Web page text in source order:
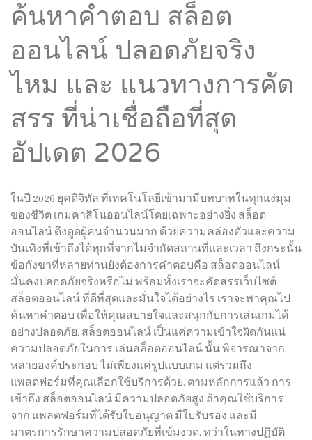
ค้นหาคำตอบ สล็อต
ออนไลน์ ปลอดภัยจริง
ไหม และ แนวทางการคัด
สรร ที่น่าเชื่อถือที่สุด
อัปเดต 2026
ในปี 2026 ยุคดิจิทัล ที่เทคโนโลยีเข้ามามีบทบาทในทุกแง่มุม
ของชีวิต เกมคาสิโนออนไลน์โดยเฉพาะอย่างยิ่ง สล็อต
ออนไลน์ ดึงดูดผู้คนจำนวนมาก ด้วยความคล่องตัวและความ
บันเทิงที่เข้าถึงได้ทุกที่จากไม่จำกัดสถานที่และเวลา ถึงกระนั้น
ข้อกังขาที่หลายท่านยังต้องการคำตอบคือ สล็อตออนไลน์
มั่นคงปลอดภัยจริงหรือไม่ พร้อมทั้งเราจะคัดสรรเว็บไซต์
สล็อตออนไลน์ ที่ดีที่สุดและมั่นใจได้อย่างไร เราจะพาคุณไป
ค้นหาคำตอบ เพื่อให้คุณสบายใจและสนุกกับการเล่นเกมได้
อย่างปลอดภัย. สล็อตออนไลน์ เป็นแค่ความเข้าใจผิดกันแน่
ความปลอดภัยในการ เล่นสล็อตออนไลน์ นั้น พิจารณาจาก
หลายองค์ประกอบ ไม่เพียงแค่รูปแบบเกม แต่รวมถึง
แพลตฟอร์มที่คุณเลือกใช้บริการด้วย. ตามหลักการแล้ว การ
เข้าถึง สล็อตออนไลน์ มีความปลอดภัยสูง ถ้าคุณใช้บริการ
จาก แพลตฟอร์มที่ได้รับใบอนุญาต มีใบรับรอง และมี
มาตรการรักษาความปลอดภัยที่เข้มงวด. ทว่าในทางปฏิบัติ